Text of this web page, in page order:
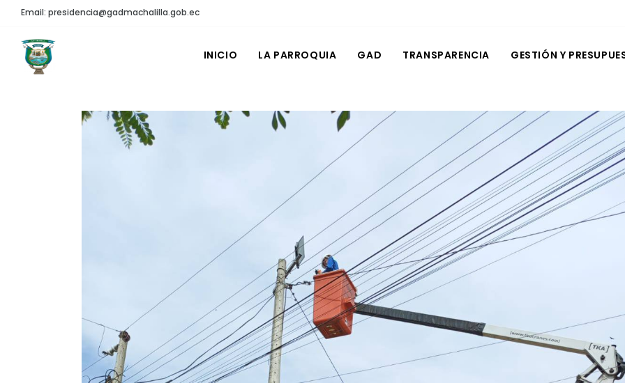
Email: presidencia@gadmachalilla.gob.ec
INICIO LA PARROQUIA GAD TRANSPARENCIA GESTIÓN Y